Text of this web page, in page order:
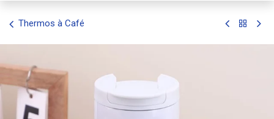
Thermos à Café